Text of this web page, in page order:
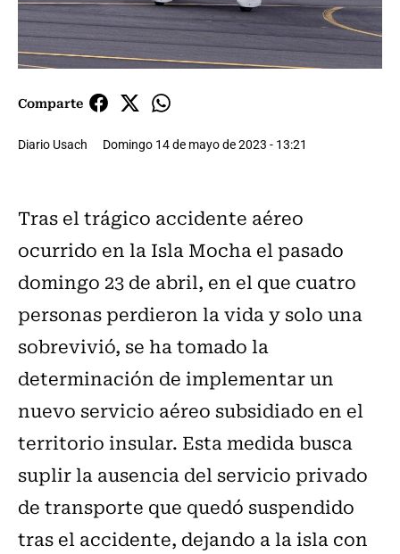
Comparte
Diario Usach Domingo 14 de mayo de 2023 - 13:21
Tras el trágico accidente aéreo
ocurrido en la Isla Mocha el pasado
domingo 23 de abril, en el que cuatro
personas perdieron la vida y solo una
sobrevivió, se ha tomado la
determinación de implementar un
nuevo servicio aéreo subsidiado en el
territorio insular. Esta medida busca
suplir la ausencia del servicio privado
de transporte que quedó suspendido
tras el accidente, dejando a la isla con